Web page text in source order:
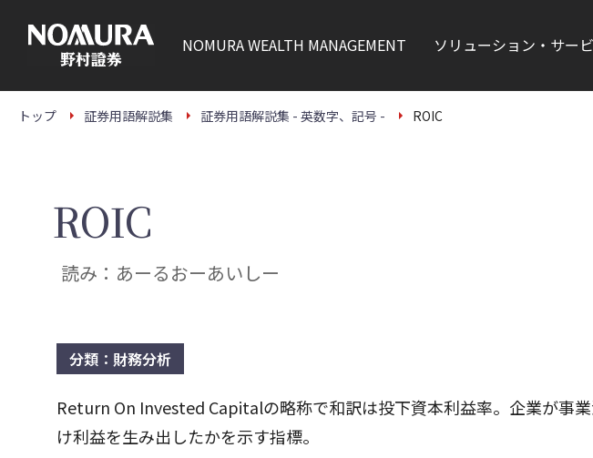
本
NOMURAWEALTH MANAGEMENT ソリューション・サー
トップ 証券用語解説集 証券用語解説集 - 英数字、記号 - ROIC
ROIC
読み：あーるおーあいしー
分類：財務分析
Return On Invested Capitalの略称で和訳は投下資本利益率。企業が事
け利益を生み出したかを示す指標。